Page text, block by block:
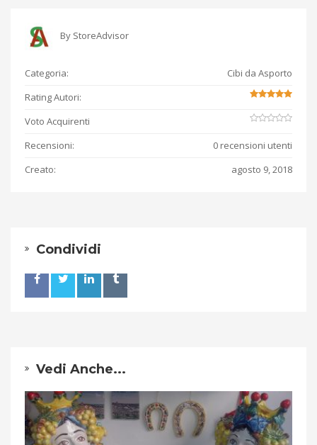
By StoreAdvisor
Categoria:
Cibi da Asporto
Rating Autori:
Voto Acquirenti
Recensioni:
0 recensioni utenti
Creato:
agosto 9, 2018
Condividi
Vedi Anche...